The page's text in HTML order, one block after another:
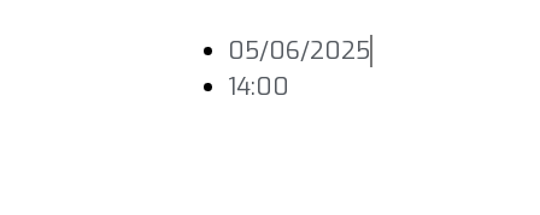
05/06/2025
14:00